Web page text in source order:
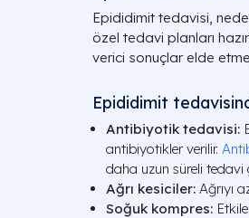
Epididimit tedavisi,
özel tedavi planları
verici sonuçlar elde
Epididimit
Antibiyotik tedavisi:
antibiyotikler verilir.
daha uzun süreli tedavi
Ağrı kesiciler: Ağrıyı
Soğuk kompres: